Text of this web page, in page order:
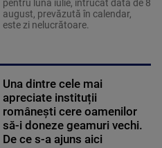
pentru luna iulie, întrucât data de 8
august, prevăzută în calendar,
este zi nelucrătoare.
Una dintre cele mai
apreciate instituții
românești cere oamenilor
să-i doneze geamuri vechi.
De ce s-a ajuns aici